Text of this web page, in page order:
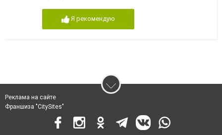
Я рекомендую
Реклама на сайте
Франшиза "CitySites"